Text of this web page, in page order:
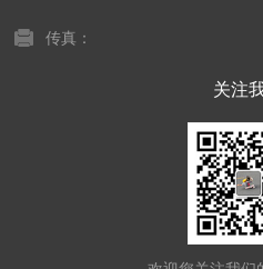
传真：
关注